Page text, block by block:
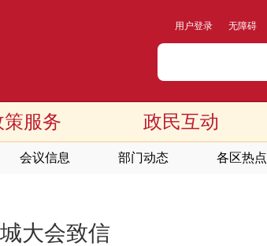
用户登录 无障碍
会议信息 部门动态 各区热点
策服务 政民互动
大会致信